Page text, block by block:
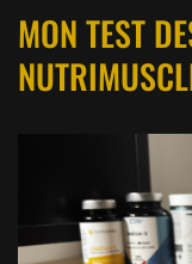
MON TEST